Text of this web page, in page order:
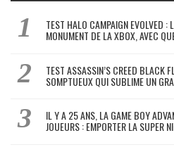
TEST HALO CAMPAIGN EVOLVED :
MONUMENT DE LA XBOX, AVEC
TEST ASSASSIN’S CREED BLACK
SOMPTUEUX QUI SUBLIME UN
IL Y A 25 ANS, LA GAME BOY
JOUEURS : EMPORTER LA SUPER